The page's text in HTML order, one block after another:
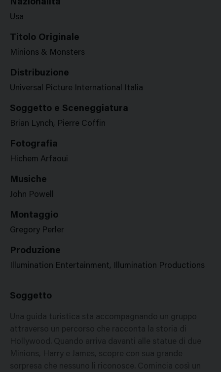
Nazionalità
Usa
Titolo Originale
Minions & Monsters
Distribuzione
Universal Picture International Italia
Soggetto e Sceneggiatura
Brian Lynch, Pierre Coffin
Fotografia
Hichem Arfaoui
Musiche
John Powell
Montaggio
Gregory Perler
Produzione
Illumination Entertainment, Illumination Productions
Soggetto
Una guida turistica sta accompagnando un gruppo
attraverso un percorso che racconta la storia di
Hollywood. Quando arriva davanti alle statue di due
Minions, Harry e James, scopre con sua grande
sorpresa che nessuno li riconosce. Comincia così un